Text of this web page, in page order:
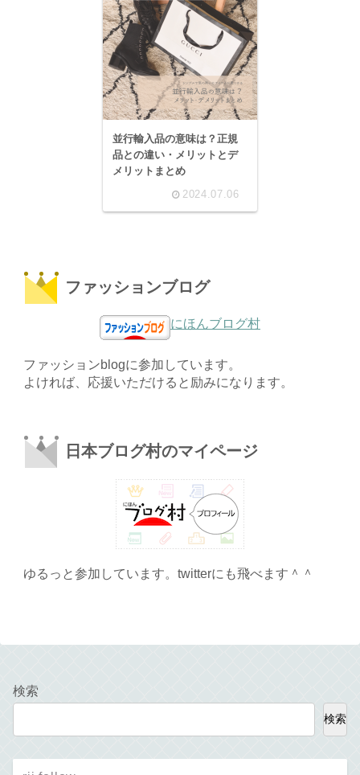
並行輸入品の意味は？正規
品との違い・メリットとデ
メリットまとめ
2024.07.06
ファッションブログ
にほんブログ村
ファッションblogに参加しています。
よければ、応援いただけると励みになります。
日本ブログ村のマイページ
ゆるっと参加しています。twitterにも飛べます＾＾
検索
検索